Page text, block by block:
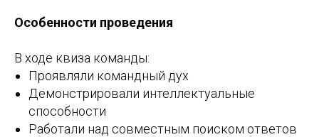
Особенности проведения
В ходе квиза команды:
Проявляли командный дух
Демонстрировали интеллектуальные
способности
Работали над совместным поиском ответов